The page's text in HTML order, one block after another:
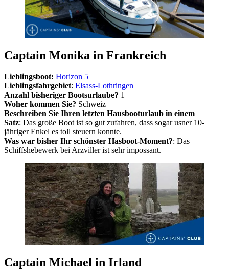
Captain Monika in Frankreich
Lieblingsboot: Horizon 5
Lieblingsfahrgebiet: Elsass-Lothringen
Anzahl bisheriger Bootsurlaube? 1
Woher kommen Sie? Schweiz
Beschreiben Sie Ihren letzten Hausbooturlaub in einem
Satz: Das große Boot ist so gut zufahren, dass sogar usner 10-
jähriger Enkel es toll steuern konnte.
Was war bisher Ihr schönster Hasboot-Moment?: Das
Schiffshebewerk bei Arzviller ist sehr impossant.
Captain Michael in Irland